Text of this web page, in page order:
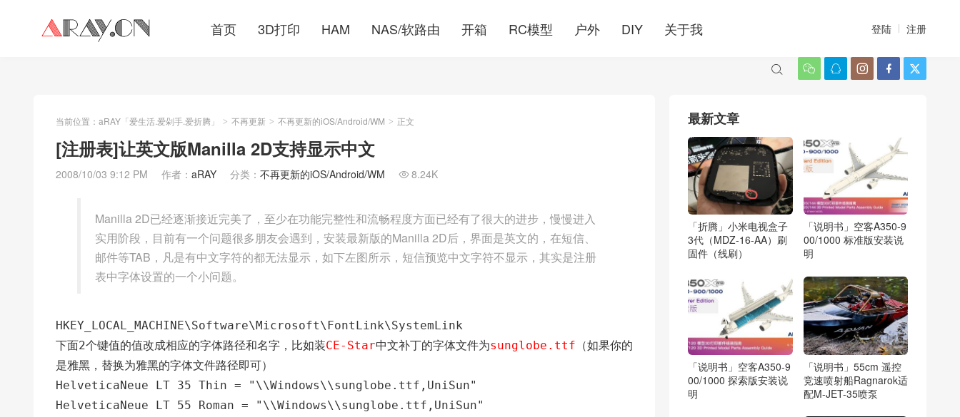
首页 3D打印 HAM NAS/软路由 开箱 RC模型 户外 DIY 关于我 登陆 注册
    

当前位置： aRAY「爱生活.爱剁手.爱折腾」 > 不再更新 > 不再更新的iOS/Android/WM > 正文
[注册表]让英文版Manilla 2D支持显示中文
2008/10/03 9:12 PM 作者： aRAY 分类： 不再更新的iOS/Android/WM  8.24K
Manilla 2D已经逐渐接近完美了，至少在功能完整性和流畅程度方面已经有了很大的进步，慢慢进入
实用阶段，目前有一个问题很多朋友会遇到，安装最新版的Manilla 2D后，界面是英文的，在短信、
邮件等TAB，凡是有中文字符的都无法显示，如下左图所示，短信预览中文字符不显示，其实是注册
表中字体设置的一个小问题。
HKEY_LOCAL_MACHINE\Software\Microsoft\FontLink\SystemLink
下面2个键值的值改成相应的字体路径和名字，比如装CE-Star中文补丁的字体文件为sunglobe.ttf （如果你的
是雅黑，替换为雅黑的字体文件路径即可）
HelveticaNeue LT 35 Thin = "\\Windows\\sunglobe.ttf,UniSun"
HelveticaNeue LT 55 Roman = "\\Windows\\sunglobe.ttf,UniSun"
最新文章
「折腾」小米电视盒子
3代（MDZ-16-AA）刷
固件（线刷）
「说明书」空客A350-9
00/1000 标准版安装说
明
「说明书」空客A350-9
00/1000 探索版安装说
明
「说明书」55cm 遥控
竞速喷射船Ragnarok适
配M-JET-35喷泵